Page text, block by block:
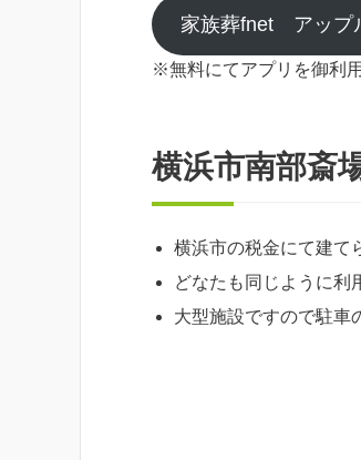
家族葬fnet アップ
※無料にてアプリを御利用
横浜市南部斎
横浜市の税金にて建て
どなたも同じように利
大型施設ですので駐車